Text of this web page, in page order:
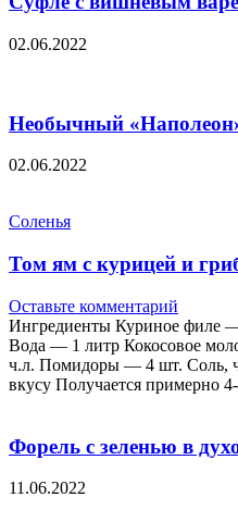
02.06.2022
Необычный
02.06.2022
Соленья
Том ям с курицей и
Оставьте комментарий
Ингредиенты Куриное
Вода — 1 литр Кокосовое
ч.л. Помидоры — 4 шт. Соль,
вкусу Получается примерно
Форель с зеленью в
11.06.2022